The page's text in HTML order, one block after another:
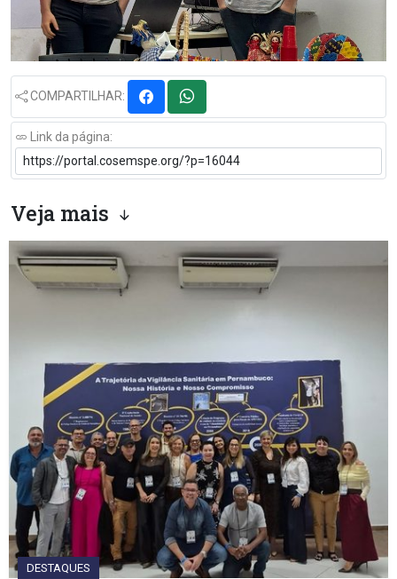
COMPARTILHAR:
Link da página:
Veja mais
DESTAQUES